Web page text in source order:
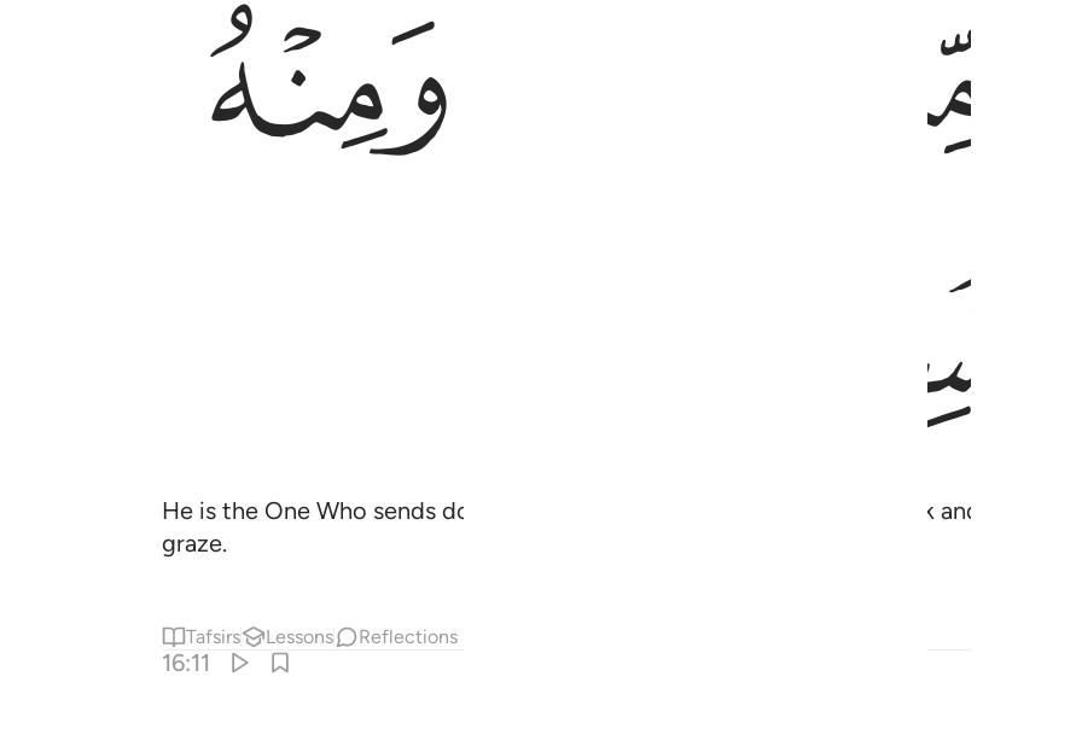
ﱰ
ﱲ
ﱵ
He is the One Who sends down rain from the sky, from which you drink and by
graze.
Tafsirs Lessons Reflections
16:11